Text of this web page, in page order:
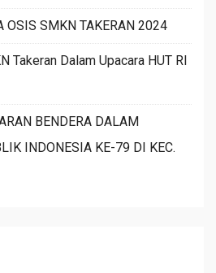
OSIS SMKN TAKERAN 2024
Takeran Dalam Upacara HUT RI
BENDERA DALAM
INDONESIA KE-79 DI KEC.